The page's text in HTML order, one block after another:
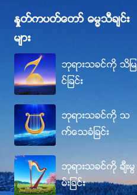
ႏႈတ္ကပတ္ေတာ္ ဓမၼသီခ်င္း
မ်ား
ဘုရားသခင္ကို သိျမ
င္ျခင္း
ဘုရားသခင္ကို သ
က္ေသခံျခင္း
ဘုရားသခင္ကို ခ်ီးမြ
မ္းျခင္း